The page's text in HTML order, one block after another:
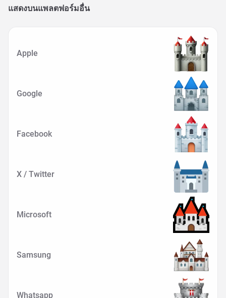
แสดงบนแพลตฟอร์มอื่น
Apple
Google
Facebook
X / Twitter
Microsoft
Samsung
Whatsapp